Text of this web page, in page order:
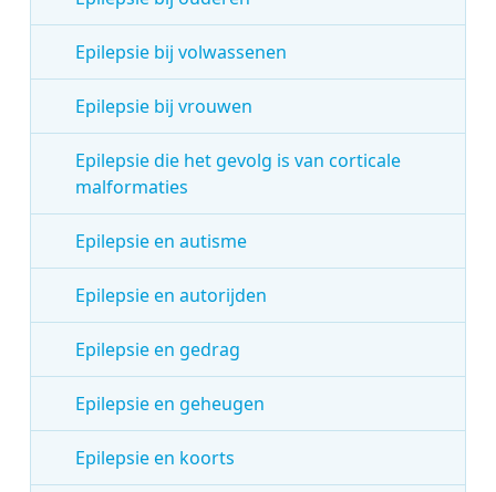
Epilepsie bij volwassenen
Epilepsie bij vrouwen
Epilepsie die het gevolg is van corticale
malformaties
Epilepsie en autisme
Epilepsie en autorijden
Epilepsie en gedrag
Epilepsie en geheugen
Epilepsie en koorts